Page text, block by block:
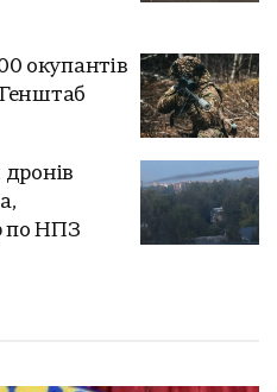
окупантів
дронів
по НПЗ